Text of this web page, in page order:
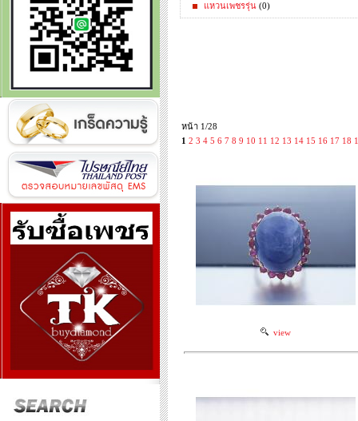
แหวนเพชรรุ่น (0)
หน้า 1/28
1 2 3 4 5 6 7 8 9 10 11 12 13 14 15 16 17 18
view